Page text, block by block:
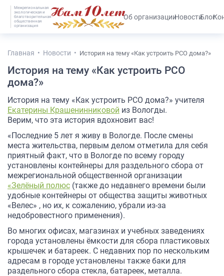
Межрегиональная
экологическая и
благотворительная
общественная
организация
#25536 (без названия)Об организацииНовостиБлог
Главная Новости История на тему «Как устроить РСО дома?»
История на тему «Как устроить РСО
дома?»
История на тему «Как устроить РСО дома?» учителя
Екатерины Крашенинниковой из Вологды.
Верим, что эта история вдохновит вас!
«Последние 5 лет я живу в Вологде. После смены
места жительства, первым делом отметила для себя
приятный факт, что в Вологде по всему городу
установлены контейнеры для раздельного сбора от
межрегиональной общественной организации
«Зелёный полюс (также до недавнего времени были
удобные контейнеры от общества защиты животных
«Велес» , но их, к сожалению, убрали из-за
недобровестного применения).
Во многих офисах, магазинах и учебных заведениях
города установлены ёмкости для сбора пластиковых
крышечек и батареек. С недавних пор по нескольким
адресам в городе установлены также баки для
раздельного сбора стекла, батареек, металла.